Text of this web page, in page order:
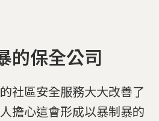
的保全公司
社區安全服務大大改善了
擔心這會形成以暴制暴的